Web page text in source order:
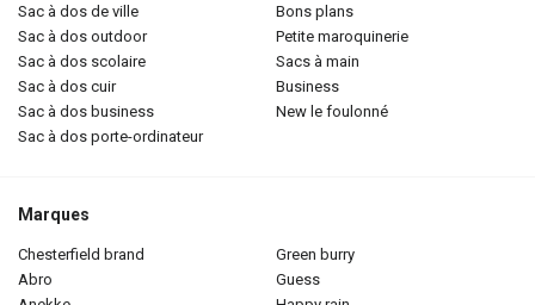
sac à dos de ville
sac à dos outdoor
sac à dos scolaire
sac à dos cuir
sac à dos business
sac à dos porte-ordinateur
bons plans
petite maroquinerie
sacs à main
business
new le foulonné
Marques
chesterfield brand
abro
green burry
guess